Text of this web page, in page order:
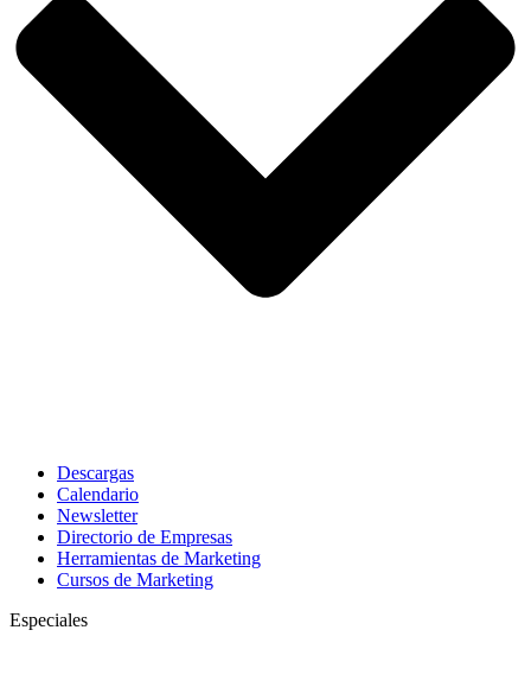
Descargas
Calendario
Newsletter
Directorio de Empresas
Herramientas de Marketing
Cursos de Marketing
Especiales